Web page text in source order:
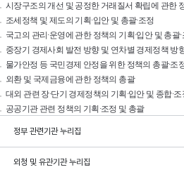
시장구조의 개선 및 공정한 거래질서 확립에 관한
조세정책 및 제도의 기획·입안 및 총괄·조정
국고의 관리·운영에 관한 정책의 기획·입안 및 총괄·
중장기 경제사회 발전 방향 및 연차별 경제정책 방
물가안정 등 국민경제 안정을 위한 정책의 총괄·조
외환 및 국제금융에 관한 정책의 총괄
대외 관련 장·단기 경제정책의 기획·입안 및 종합·조
공공기관 관련 정책의 기획·조정 및 총괄
정부 관련기관 누리집
외청 및 유관기관 누리집